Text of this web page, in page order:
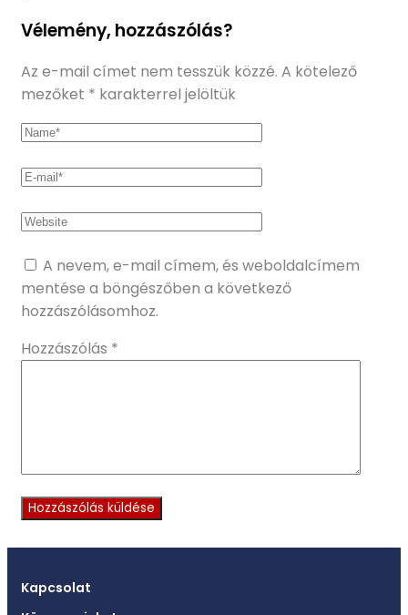
Vélemény, hozzászólás?
Az e-mail címet nem tesszük közzé. A kötelező
mezőket * karakterrel jelöltük
A nevem, e-mail címem, és weboldalcímem
mentése a böngészőben a következő
hozzászólásomhoz.
Hozzászólás *
Kapcsolat